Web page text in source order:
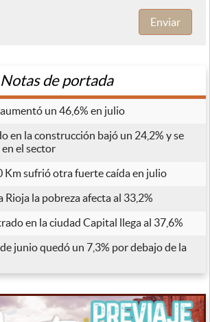
Enviar
Notas de portada
un 46,6% en julio
en la construcción bajó un 24,2% y se
el sector
Km sufrió otra fuerte caída en julio
Rioja la pobreza afecta al 33,2%
en la ciudad Capital llega al 37,6%
junio quedó un 7,3% por debajo de la